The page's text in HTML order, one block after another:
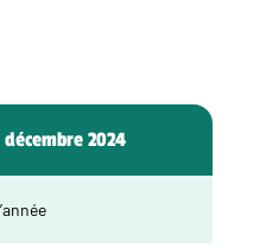
décembre 2024